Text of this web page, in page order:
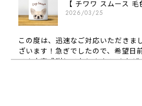
2026/03/25
この度は、迅速なご対応いただきま
ざいます！急ぎでしたので、希望日
でき大変感謝しております！ また